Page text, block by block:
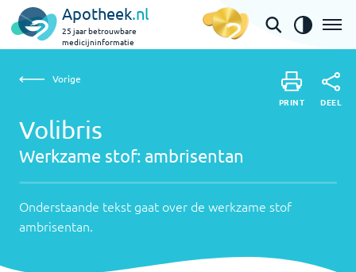
Apotheek.nl
25 jaar betrouwbare
medicijninformatie
Volibris | ambrisentan
over
de
werkzame
Vorige
Volibris
Werkzame stof: ambrisentan
Onderstaande tekst gaat over de werkzame stof
ambrisentan.
PRINT DEEL